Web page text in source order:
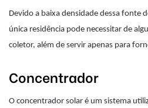
Devido a baixa densidade dessa fonte
única residência pode necessitar de
coletor, além de servir apenas para
Concentrador
O concentrador solar é um sistema